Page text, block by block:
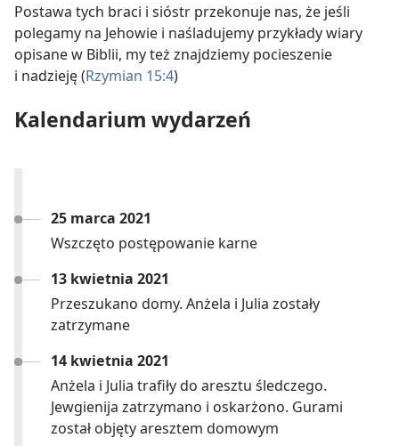
Postawa tych braci i sióstr przekonuje nas, że jeśli
polegamy na Jehowie i naśladujemy przykłady wiary
opisane w Biblii, my też znajdziemy pocieszenie
i nadzieję (Rzymian 15:4)
Kalendarium wydarzeń
25 marca 2021
Wszczęto postępowanie karne
13 kwietnia 2021
Przeszukano domy. Anżela i Julia zostały
zatrzymane
14 kwietnia 2021
Anżela i Julia trafiły do aresztu śledczego.
Jewgienija zatrzymano i oskarżono. Gurami
został objęty aresztem domowym